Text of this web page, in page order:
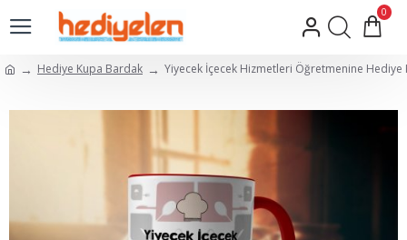
0
Hediye Kupa Bardak Yiyecek İçecek Hizmetleri Öğretmenine Hediye